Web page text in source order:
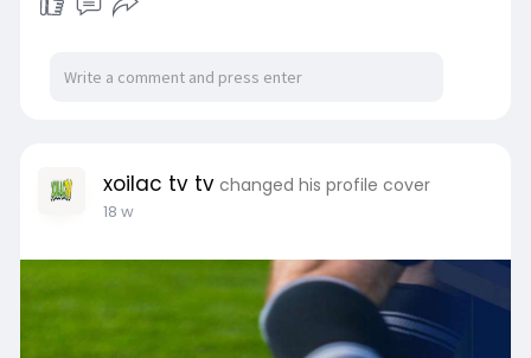
xoilac tv tv changed his profile cover
18 w